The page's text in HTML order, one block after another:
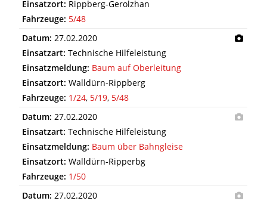
Einsatzort: Rippberg-Gerolzhan
Fahrzeuge: 5/48
Datum: 27.02.2020
Einsatzart: Technische Hilfeleistung
Einsatzmeldung: Baum auf Oberleitung
Einsatzort: Walldürn-Rippberg
Fahrzeuge: 1/24, 5/19, 5/48
Datum: 27.02.2020
Einsatzart: Technische Hilfeleistung
Einsatzmeldung: Baum über Bahngleise
Einsatzort: Walldürn-Ripperbg
Fahrzeuge: 1/50
Datum: 27.02.2020